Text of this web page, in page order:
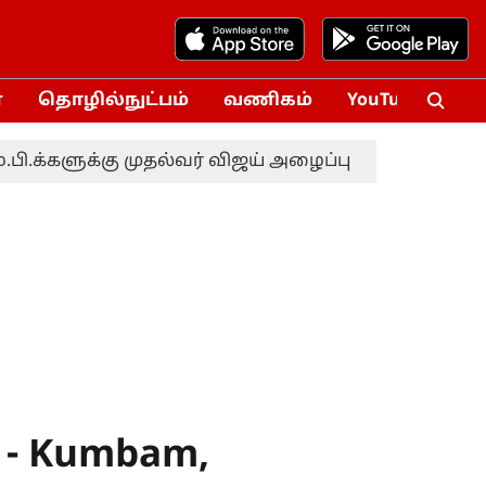
தொழில்நுட்பம் வணிகம் YouTube
முதல்வர் விஜய் அழைப்பு